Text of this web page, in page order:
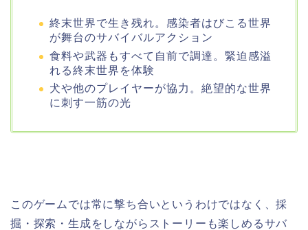
終末世界で生き残れ。感染者はびこる世界
が舞台のサバイバルアクション
食料や武器もすべて自前で調達。緊迫感溢
れる終末世界を体験
犬や他のプレイヤーが協力。絶望的な世界
に刺す一筋の光
このゲームでは常に撃ち合いというわけではなく、採
掘・探索・生成をしながらストーリーも楽しめるサバ